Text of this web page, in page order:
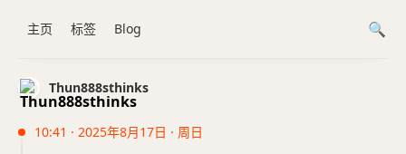
Thun888sthinks
10:41 · 2025年8月17日 · 周日
主页 标签 Blog